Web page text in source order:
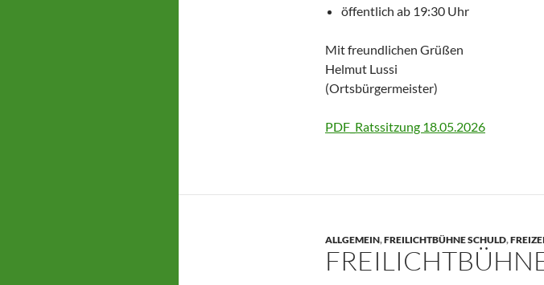
öffentlich ab 19:30 Uhr
Mit freundlichen Grüßen
Helmut Lussi
(Ortsbürgermeister)
PDF_Ratssitzung 18.05.2026
ALLGEMEIN,FREILICHTBÜHNE SCHULD,